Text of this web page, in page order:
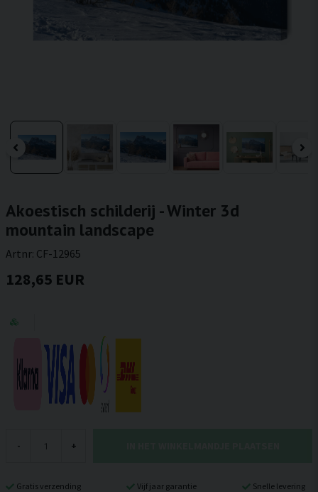
Akoestisch schilderij - Winter 3d
mountain landscape
Artnr: CF-12965
128,65 EUR
- +
Gratis verzending Vijf jaar garantie Snelle levering